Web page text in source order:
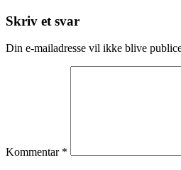
Skriv et svar
Din e-mailadresse vil ikke blive
Kommentar *